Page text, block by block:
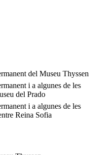
del Museu Thyssen
i a algunes de les
del Prado
i a algunes de les
Reina Sofia